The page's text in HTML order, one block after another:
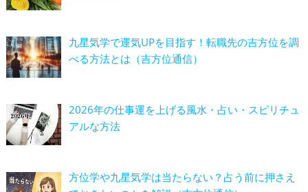
九星気学で運気UPを目指す！転職先の吉方位を調
べる方法とは（吉方位通信）
2026年の仕事運を上げる風水・占い・スピリチュ
アルな方法
方位学や九星気学は当たらない？占う前に押さえ